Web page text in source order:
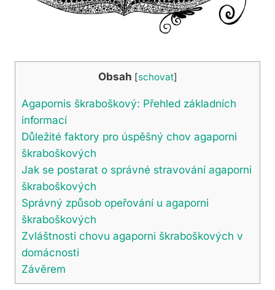
Obsah [schovat]
Agapornis škraboškový: Přehled základních
informací
Důležité faktory pro úspěšný chov agaporni
škraboškových
Jak se postarat o správné stravování agaporni
škraboškových
Správný způsob opeřování u agaporni
škraboškových
Zvláštnosti chovu agaporni škraboškových v
domácnosti
Závěrem